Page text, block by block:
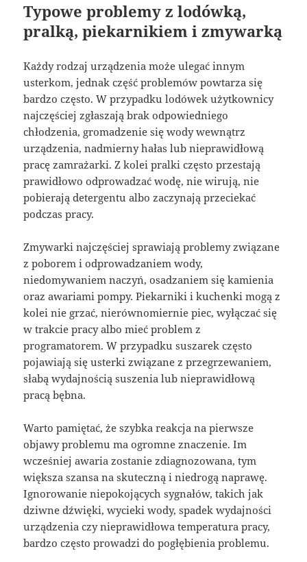
Typowe problemy z lodówką,
pralką, piekarnikiem i zmywarką
Każdy rodzaj urządzenia może ulegać innym
usterkom, jednak część problemów powtarza się
bardzo często. W przypadku lodówek użytkownicy
najczęściej zgłaszają brak odpowiedniego
chłodzenia, gromadzenie się wody wewnątrz
urządzenia, nadmierny hałas lub nieprawidłową
pracę zamrażarki. Z kolei pralki często przestają
prawidłowo odprowadzać wodę, nie wirują, nie
pobierają detergentu albo zaczynają przeciekać
podczas pracy.
Zmywarki najczęściej sprawiają problemy związane
z poborem i odprowadzaniem wody,
niedomywaniem naczyń, osadzaniem się kamienia
oraz awariami pompy. Piekarniki i kuchenki mogą z
kolei nie grzać, nierównomiernie piec, wyłączać się
w trakcie pracy albo mieć problem z
programatorem. W przypadku suszarek często
pojawiają się usterki związane z przegrzewaniem,
słabą wydajnością suszenia lub nieprawidłową
pracą bębna.
Warto pamiętać, że szybka reakcja na pierwsze
objawy problemu ma ogromne znaczenie. Im
wcześniej awaria zostanie zdiagnozowana, tym
większa szansa na skuteczną i niedrogą naprawę.
Ignorowanie niepokojących sygnałów, takich jak
dziwne dźwięki, wycieki wody, spadek wydajności
urządzenia czy nieprawidłowa temperatura pracy,
bardzo często prowadzi do pogłębienia problemu.